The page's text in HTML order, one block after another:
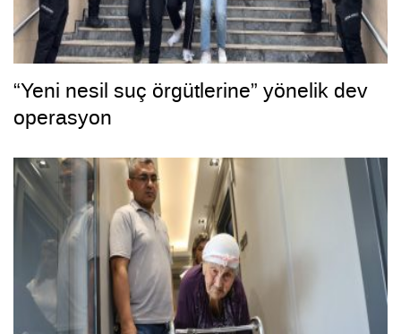
“Yeni nesil suç örgütlerine” yönelik dev
operasyon